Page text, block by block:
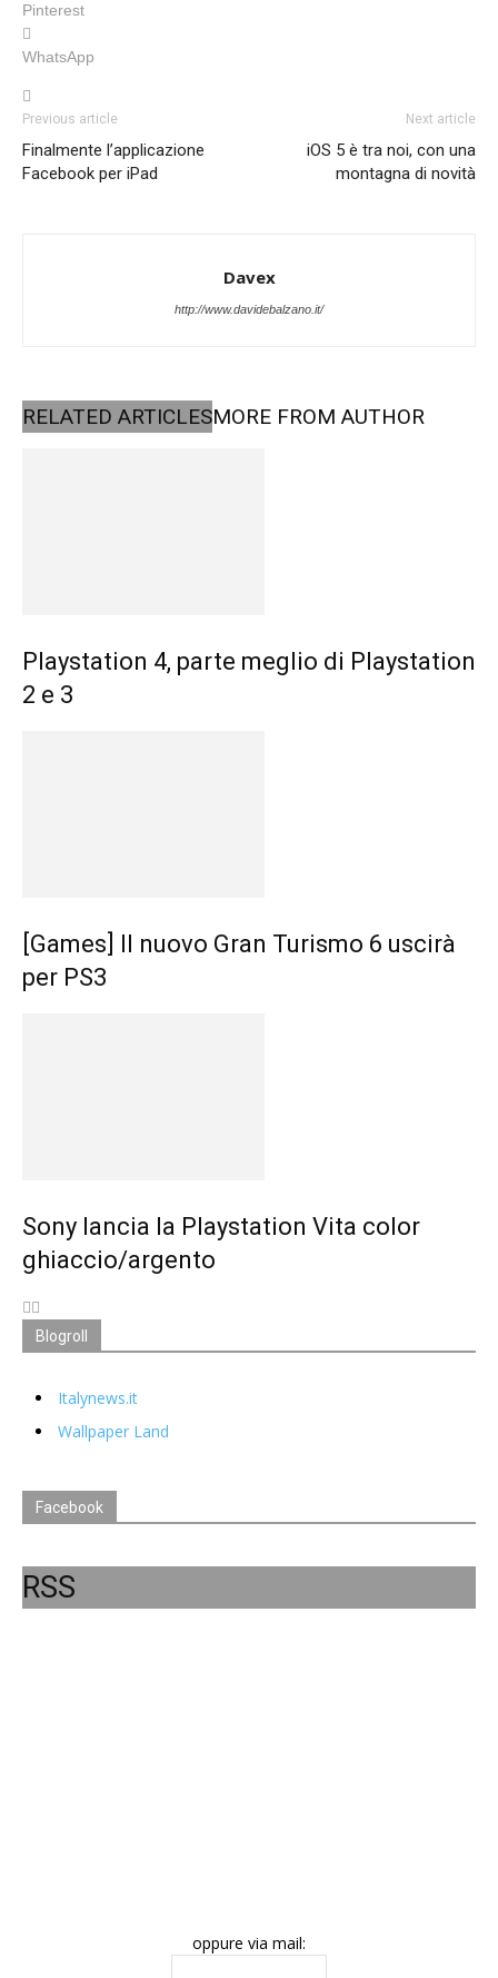
Pinterest
WhatsApp
Previous article
Finalmente l’applicazione
Facebook per iPad
Next article
iOS 5 è tra noi, con una
montagna di novità
Davex
http://www.davidebalzano.it/
RELATED ARTICLESMORE FROM AUTHOR
Playstation 4, parte meglio di Playstation
2 e 3
[Games] Il nuovo Gran Turismo 6 uscirà
per PS3
Sony lancia la Playstation Vita color
ghiaccio/argento
Blogroll
Italynews.it
Wallpaper Land
Facebook
RSS
oppure via mail: